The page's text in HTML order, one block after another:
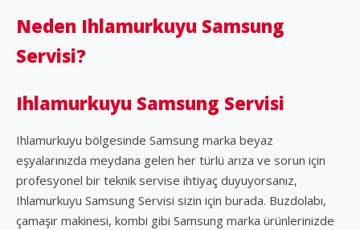
Neden Ihlamurkuyu Samsung
Servisi?
Ihlamurkuyu Samsung Servisi
Ihlamurkuyu bölgesinde Samsung marka beyaz
eşyalarınızda meydana gelen her türlü arıza ve sorun için
profesyonel bir teknik servise ihtiyaç duyuyorsanız,
Ihlamurkuyu Samsung Servisi sizin için burada. Buzdolabı,
çamaşır makinesi, kombi gibi Samsung marka ürünlerinizde